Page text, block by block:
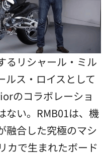
るリシャール・ミル
ルス・ロイスとして
のコラボレーショ
ない。RMB01は、機
融合した究極のマシ
カで生まれたボード